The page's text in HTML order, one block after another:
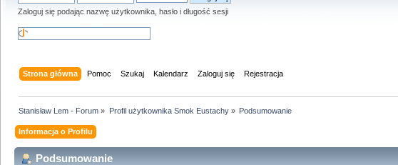
Zaloguj się podając nazwę użytkownika, hasło i długość sesji
Strona główna Pomoc Szukaj Kalendarz Zaloguj się Rejestracja
Stanisław Lem - Forum » Profil użytkownika Smok Eustachy» Podsumowanie
Informacja o Profilu
Podsumowanie